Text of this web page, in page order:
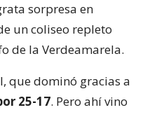
sorpresa en
un coliseo repleto
de la Verdeamarela.
que dominó gracias a
25-17. Pero ahí vino